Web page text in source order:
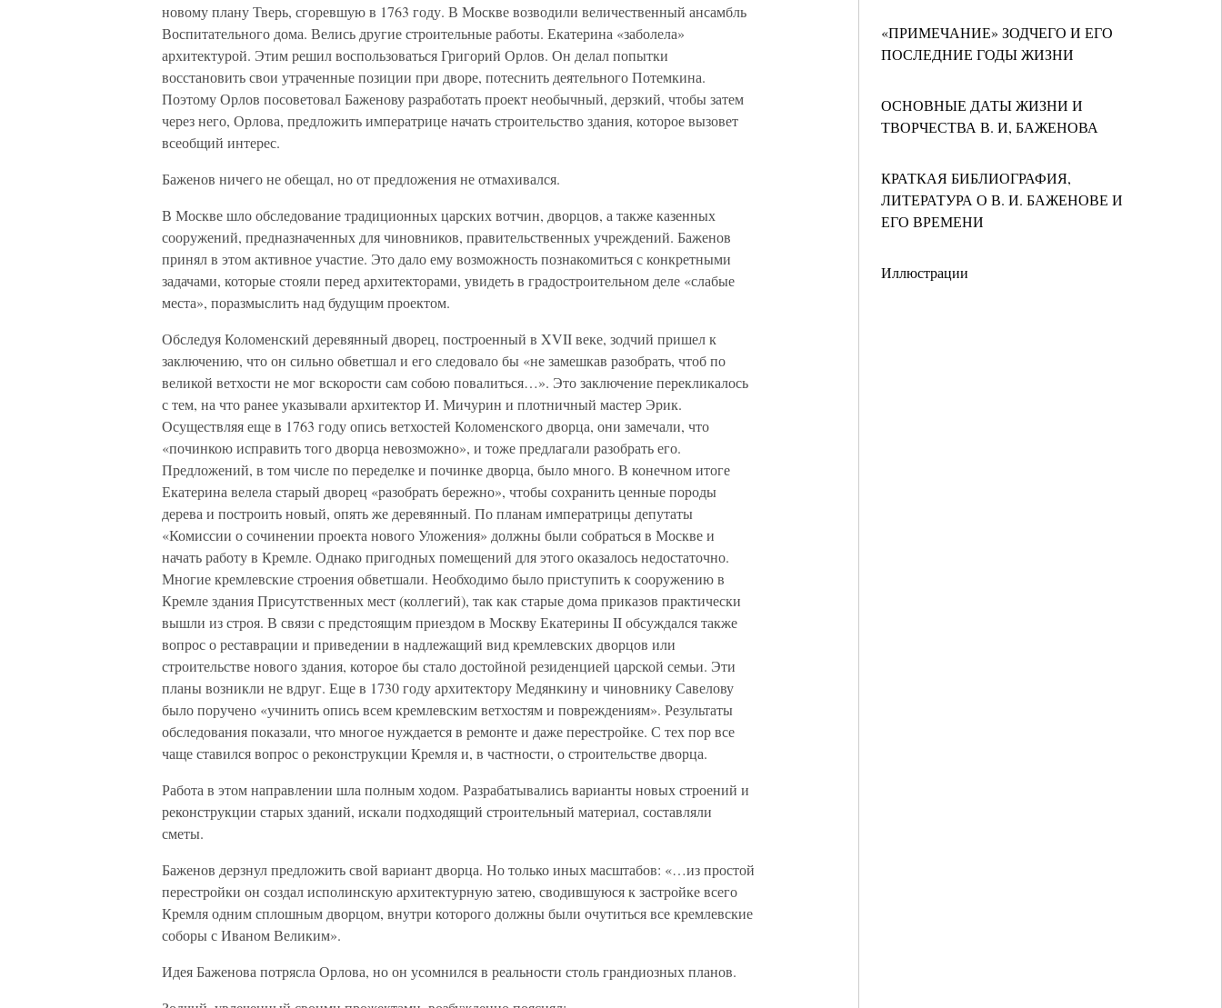
«ПРИМЕЧАНИЕ» ЗОДЧЕГО И ЕГО
ПОСЛЕДНИЕ ГОДЫ ЖИЗНИ
ОСНОВНЫЕ ДАТЫ ЖИЗНИ И
ТВОРЧЕСТВА В. И, БАЖЕНОВА
КРАТКАЯ БИБЛИОГРАФИЯ,
ЛИТЕРАТУРА О В. И. БАЖЕНОВЕ И
ЕГО ВРЕМЕНИ
Иллюстрации
новому плану Тверь, сгоревшую в 1763 году. В Москве возводили величественный ансамбль
Воспитательного дома. Велись другие строительные работы. Екатерина «заболела»
архитектурой. Этим решил воспользоваться Григорий Орлов. Он делал попытки
восстановить свои утраченные позиции при дворе, потеснить деятельного Потемкина.
Поэтому Орлов посоветовал Баженову разработать проект необычный, дерзкий, чтобы затем
через него, Орлова, предложить императрице начать строительство здания, которое вызовет
всеобщий интерес.
Баженов ничего не обещал, но от предложения не отмахивался.
В Москве шло обследование традиционных царских вотчин, дворцов, а также казенных
сооружений, предназначенных для чиновников, правительственных учреждений. Баженов
принял в этом активное участие. Это дало ему возможность познакомиться с конкретными
задачами, которые стояли перед архитекторами, увидеть в градостроительном деле «слабые
места», поразмыслить над будущим проектом.
Обследуя Коломенский деревянный дворец, построенный в XVII веке, зодчий пришел к
заключению, что он сильно обветшал и его следовало бы «не замешкав разобрать, чтоб по
великой ветхости не мог вскорости сам собою повалиться…». Это заключение перекликалось
с тем, на что ранее указывали архитектор И. Мичурин и плотничный мастер Эрик.
Осуществляя еще в 1763 году опись ветхостей Коломенского дворца, они замечали, что
«починкою исправить того дворца невозможно», и тоже предлагали разобрать его.
Предложений, в том числе по переделке и починке дворца, было много. В конечном итоге
Екатерина велела старый дворец «разобрать бережно», чтобы сохранить ценные породы
дерева и построить новый, опять же деревянный. По планам императрицы депутаты
«Комиссии о сочинении проекта нового Уложения» должны были собраться в Москве и
начать работу в Кремле. Однако пригодных помещений для этого оказалось недостаточно.
Многие кремлевские строения обветшали. Необходимо было приступить к сооружению в
Кремле здания Присутственных мест (коллегий), так как старые дома приказов практически
вышли из строя. В связи с предстоящим приездом в Москву Екатерины II обсуждался также
вопрос о реставрации и приведении в надлежащий вид кремлевских дворцов или
строительстве нового здания, которое бы стало достойной резиденцией царской семьи. Эти
планы возникли не вдруг. Еще в 1730 году архитектору Медянкину и чиновнику Савелову
было поручено «учинить опись всем кремлевским ветхостям и повреждениям». Результаты
обследования показали, что многое нуждается в ремонте и даже перестройке. С тех пор все
чаще ставился вопрос о реконструкции Кремля и, в частности, о строительстве дворца.
Работа в этом направлении шла полным ходом. Разрабатывались варианты новых строений и
реконструкции старых зданий, искали подходящий строительный материал, составляли
сметы.
Баженов дерзнул предложить свой вариант дворца. Но только иных масштабов: «…из простой
перестройки он создал исполинскую архитектурную затею, сводившуюся к застройке всего
Кремля одним сплошным дворцом, внутри которого должны были очутиться все кремлевские
соборы с Иваном Великим».
Идея Баженова потрясла Орлова, но он усомнился в реальности столь грандиозных планов.